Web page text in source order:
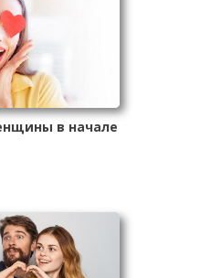
в начале